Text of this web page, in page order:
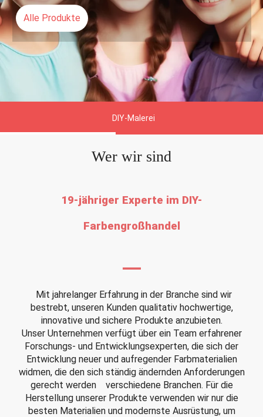
Alle Produkte
DIY-Malerei
Wer wir sind
19-jähriger Experte im DIY-
Farbengroßhandel
—
Mit jahrelanger Erfahrung in der Branche sind wir
bestrebt, unseren Kunden qualitativ hochwertige,
innovative und sichere Produkte anzubieten.
Unser Unternehmen verfügt über ein Team erfahrener
Forschungs- und Entwicklungsexperten, die sich der
Entwicklung neuer und aufregender Farbmaterialien
widmen, die den sich ständig ändernden Anforderungen
gerecht werden verschiedene Branchen. Für die
Herstellung unserer Produkte verwenden wir nur die
besten Materialien und modernste Ausrüstung, um